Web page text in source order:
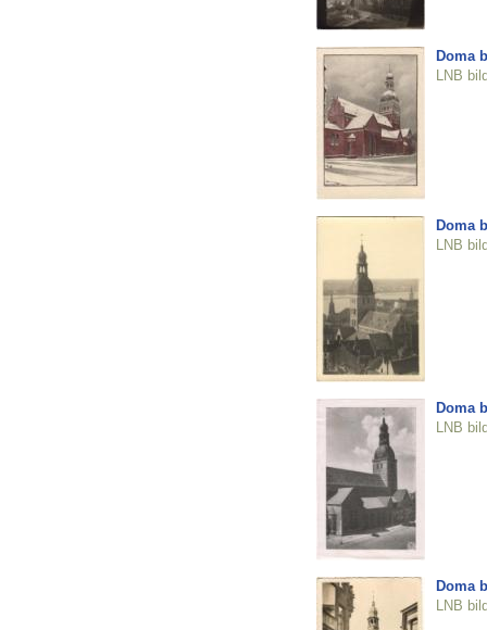
Doma
LNB
Doma
LNB
Doma
LNB
Doma
LNB